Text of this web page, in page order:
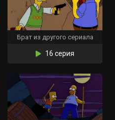
Брат из другого сериала
16 серия